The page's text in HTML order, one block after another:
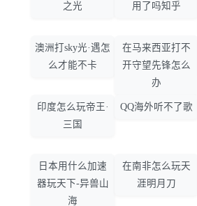
之光
用了吗知乎
澳洲打sky光·遇怎
么才能不卡
在马来西亚打不
开守望先锋怎么
办
印度怎么玩帝王·
三国
QQ海外听不了歌
日本用什么加速
器玩天下-异兽山
海
在南非怎么玩天
涯明月刀